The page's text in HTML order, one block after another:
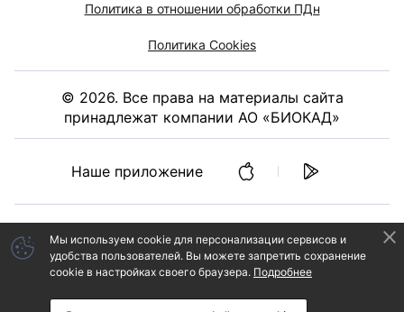
Политика в отношении обработки ПДн
Политика Cookies
© 2026. Все права на материалы сайта
принадлежат компании АО «БИОКАД»
Наше приложение
ИНФОРМАЦИЯ НА ДАННОМ САЙТЕ НЕ ДОЛЖНА ИСПОЛЬЗОВАТЬСЯ
ДЛЯ САМОСТОЯТЕЛЬНОЙ ДИАГНОСТИКИ И ЛЕЧЕНИЯ И НЕ МОЖЕТ
Мы используем cookie для персонализации сервисов и
удобства пользователей. Вы можете запретить сохранение
cookie в настройках своего браузера. Подробнее